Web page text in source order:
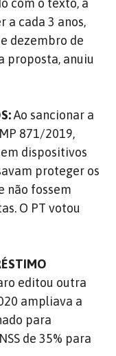
com o texto, a
a cada 3 anos,
dezembro de
proposta, anuiu
Ao sancionar a
871/2019,
dispositivos
proteger os
não fossem
O PT votou
editou outra
ampliava a
para
de 35% para